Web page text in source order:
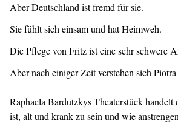
Aber Deutschland ist fremd für sie.
Sie fühlt sich einsam und hat Heimweh.
Die Pflege von Fritz ist eine sehr schwere
Aber nach einiger Zeit verstehen sich
Raphaela Bardutzkys Theaterstück handelt
ist, alt und krank zu sein und wie